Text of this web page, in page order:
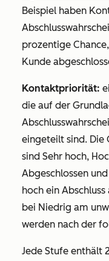
Beispiel haben
prozentige
Kunde
Kontaktpriorität:
die auf der
eingeteilt sind. Die
sind Sehr hoch,
Abgeschlossen
hoch ein
bei Niedrig am
werden nach der
Jede Stufe enthält